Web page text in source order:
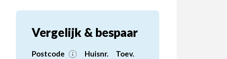
Vergelijk & bespaar
Postcode Huisnr. Toev.